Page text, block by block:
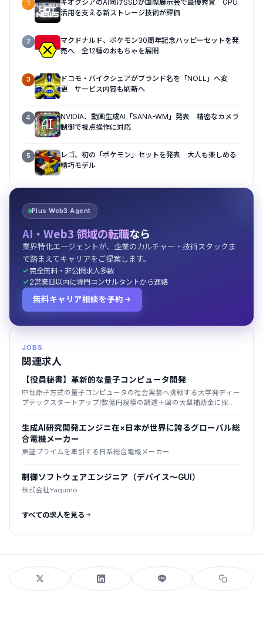
1
キオクシアのAI向けSSDが国際展示会で最優秀賞 GPU
活用を支える新ストレージ技術が評価
2
マクドナルド、ポケモン30周年記念ハッピーセットを発
売へ 全12種のおもちゃを展開
3
ドコモ・バイクシェアがブランド名を「NOLL」へ変
更 サービス内容も刷新へ
4
NVIDIA、動画生成AI「SANA-WM」発表 精密なカメラ
制御で視点操作に対応
5
レゴ、初の「ポケモン」セットを発表 大人も楽しめる
精巧モデル
Plus Web3 Agent
AI・Web3 領域の転職なら
業界特化エージェントが、企業のカルチャー・技術スタックま
で踏まえてキャリアをご提案します。
完全無料・非公開求人多数
2営業日以内に専門コンサルタントから連絡
無料キャリア相談を予約
JOBS
関連求人
【役員秘書】革新的な量子コンピュータ開発
中性原子方式の量子コンピュータの社会実装へ挑戦する大学発ディー
プテックスタートアップ/数億円規模の調達＋国の大型補助金に採
生成AI研究開発エンジニ在×日本が世界に誇るグローバル総
合電機メーカー
東証プライムを牽引する日系総合電機メーカー
制御ソフトウェアエンジニア（デバイス～GUI）
株式会社Yaqumo
すべての求人を見る